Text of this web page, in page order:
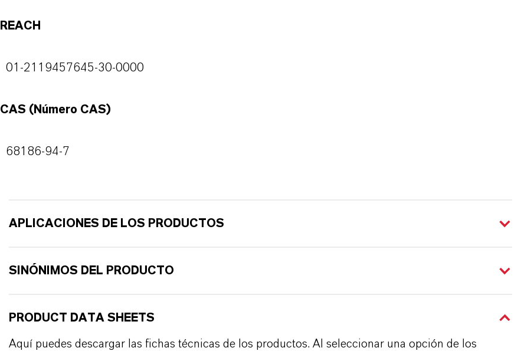
REACH
01-2119457645-30-0000
CAS (Número CAS)
68186-94-7
APLICACIONES DE LOS PRODUCTOS
SINÓNIMOS DEL PRODUCTO
PRODUCT DATA SHEETS
Aquí puedes descargar las fichas técnicas de los productos. Al seleccionar una opción de los